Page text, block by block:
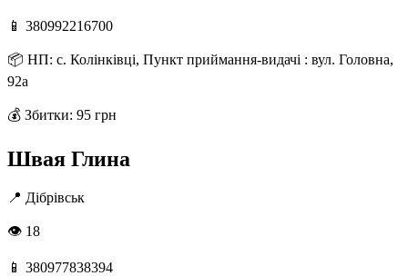
📱 380992216700
📦 НП: с. Колінківці, Пункт приймання-видачі : вул. Головна,
92а
💰 Збитки: 95 грн
Швая Глина
📍 Дібрівськ
👁 18
📱 380977838394